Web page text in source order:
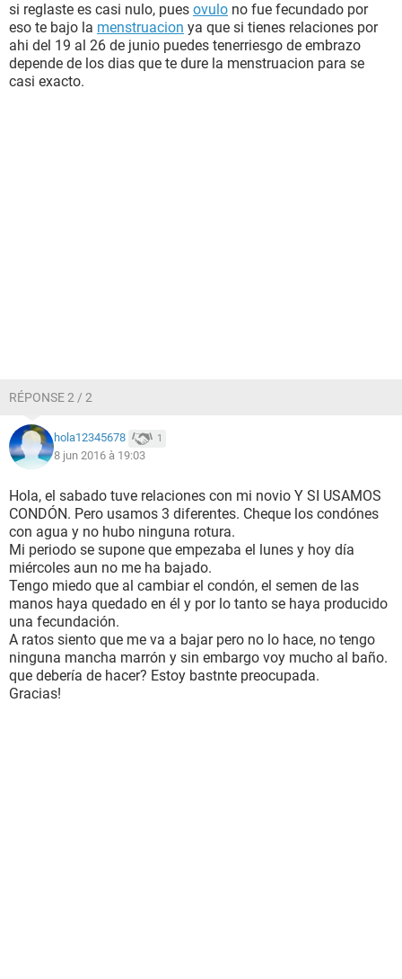
si reglaste es casi nulo, pues ovulo no fue fecundado por
eso te bajo la menstruacion ya que si tienes relaciones por
ahi del 19 al 26 de junio puedes tenerriesgo de embrazo
depende de los dias que te dure la menstruacion para se
casi exacto.
RÉPONSE 2 / 2
hola12345678 1
8 jun 2016 à 19:03
Hola, el sabado tuve relaciones con mi novio Y SI USAMOS
CONDÓN. Pero usamos 3 diferentes. Cheque los condónes
con agua y no hubo ninguna rotura.
Mi periodo se supone que empezaba el lunes y hoy día
miércoles aun no me ha bajado.
Tengo miedo que al cambiar el condón, el semen de las
manos haya quedado en él y por lo tanto se haya producido
una fecundación.
A ratos siento que me va a bajar pero no lo hace, no tengo
ninguna mancha marrón y sin embargo voy mucho al baño.
que debería de hacer? Estoy bastnte preocupada.
Gracias!